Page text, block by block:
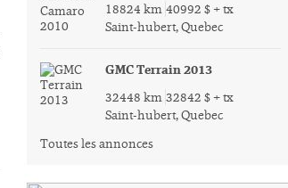
18824 km 40992 $ + tx
Saint-hubert, Quebec
GMC Terrain 2013
32448 km 32842 $ + tx
Saint-hubert, Quebec
Toutes les annonces